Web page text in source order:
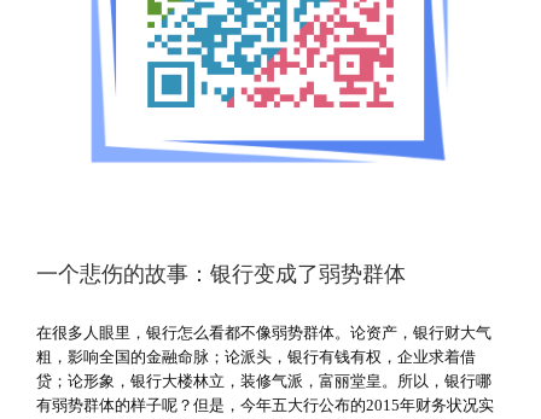
一个悲伤的故事：银行变成了弱势群体
在很多人眼里，银行怎么看都不像弱势群体。论资产，银行财大气
粗，影响全国的金融命脉；论派头，银行有钱有权，企业求着借
贷；论形象，银行大楼林立，装修气派，富丽堂皇。所以，银行哪
有弱势群体的样子呢？但是，今年五大行公布的2015年财务状况实